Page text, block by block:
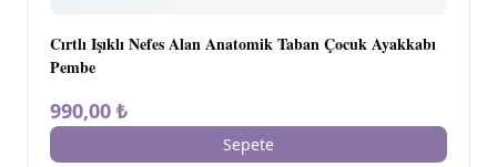
Cırtlı Işıklı Nefes Alan Anatomik Taban Çocuk Ayakkabı
Pembe
990,00 ₺
Sepete